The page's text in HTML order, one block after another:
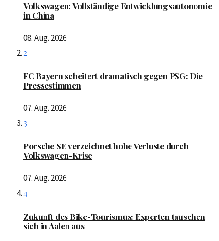
Volkswagen: Vollständige Entwicklungsautonomie
in China
08. Aug. 2026
2
FC Bayern scheitert dramatisch gegen PSG: Die
Pressestimmen
07. Aug. 2026
3
Porsche SE verzeichnet hohe Verluste durch
Volkswagen-Krise
07. Aug. 2026
4
Zukunft des Bike-Tourismus: Experten tauschen
sich in Aalen aus